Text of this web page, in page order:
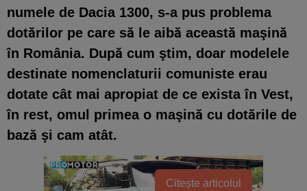
numele de Dacia 1300, s-a pus problema
dotărilor pe care să le aibă această maşină
în România. După cum ştim, doar modelele
destinate nomenclaturii comuniste erau
dotate cât mai apropiat de ce exista în Vest,
în rest, omul primea o maşină cu dotările de
bază şi cam atât.
Citește articolul